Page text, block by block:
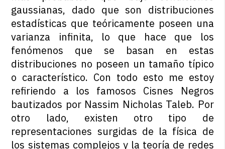
gaussianas, dado que son distribuciones
estadísticas que teóricamente poseen una
varianza infinita, lo que hace que los
fenómenos que se basan en estas
distribuciones no poseen un tamaño típico
o característico. Con todo esto me estoy
refiriendo a los famosos Cisnes Negros
bautizados por Nassim Nicholas Taleb. Por
otro lado, existen otro tipo de
representaciones surgidas de la física de
los sistemas complejos y la teoría de redes